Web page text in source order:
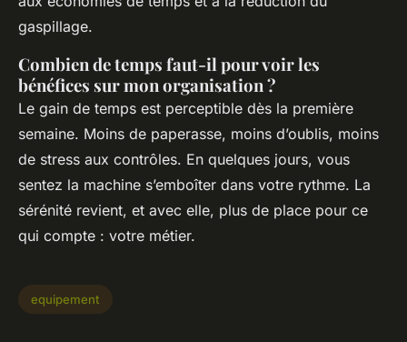
gaspillage.
Combien de temps faut-il pour voir les
bénéfices sur mon organisation ?
Le gain de temps est perceptible dès la première
semaine. Moins de paperasse, moins d’oublis, moins
de stress aux contrôles. En quelques jours, vous
sentez la machine s’emboîter dans votre rythme. La
sérénité revient, et avec elle, plus de place pour ce
qui compte : votre métier.
equipement